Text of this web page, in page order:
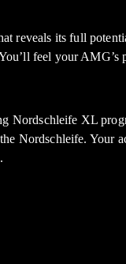
reveals its full
feel your
Nordschleife XL
Nordschleife.